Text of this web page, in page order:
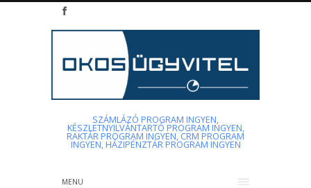
SZÁMLÁZÓ PROGRAM INGYEN,
KÉSZLETNYILVÁNTARTÓ PROGRAM INGYEN,
RAKTÁR PROGRAM INGYEN, CRM PROGRAM
INGYEN, HÁZIPÉNZTÁR PROGRAM INGYEN
MENU